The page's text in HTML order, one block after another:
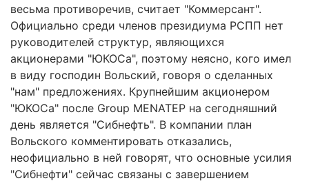
весьма противоречив, считает "Коммерсант".
Официально среди членов президиума РСПП нет
руководителей структур, являющихся
акционерами "ЮКОСа", поэтому неясно, кого имел
в виду господин Вольский, говоря о сделанных
"нам" предложениях. Крупнейшим акционером
"ЮКОСа" после Group MENATEP на сегодняшний
день является "Сибнефть". В компании план
Вольского комментировать отказались,
неофициально в ней говорят, что основные усилия
"Сибнефти" сейчас связаны с завершением